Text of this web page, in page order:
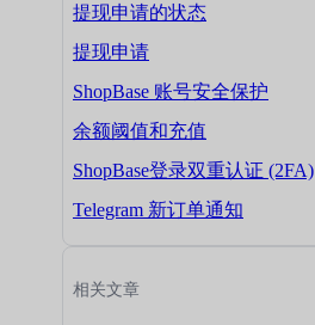
提现申请的状态
提现申请
ShopBase 账号安全保护
余额阈值和充值
ShopBase登录双重认证 (2FA)
Telegram 新订单通知
相关文章